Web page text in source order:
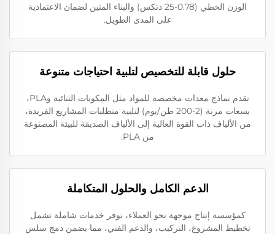
الوزن الخطي (0.78-25 دتكس) والبناء المتين لضمان الاعتمادية
على المدى الطويل.
حلول قابلة للتخصيص لتلبية احتياجات متنوعة
نقدم نماذج معدات مخصصة للمواد مثل المكونات الثنائية وPLA،
بسعات مرنة (2-200 طن/يوم) لتلبية متطلبات المشاريع الفريدة،
من الألياف ذات القوة العالية إلى الألياف الصديقة للبيئة المصنوعة
من PLA.
الدعم الكامل والحلول المتكاملة
كمؤسسة إنتاج موجهة نحو العملاء، نوفر خدمات شاملة تشمل
تخطيط المشروع، التركيب، والدعم الفني، مما يضمن دمج سلس